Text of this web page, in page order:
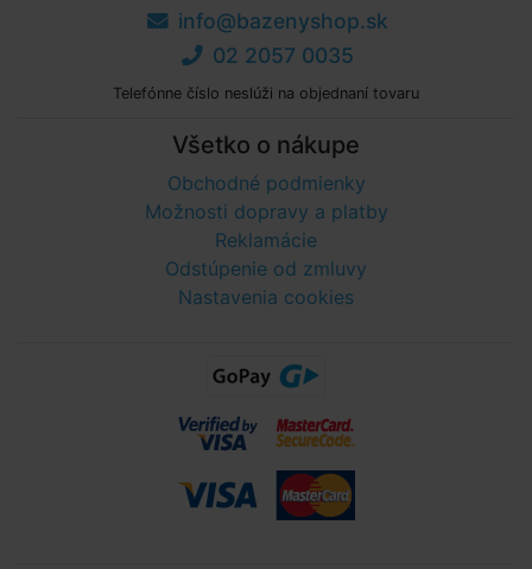
info@bazenyshop.sk
02 2057 0035
Telefónne číslo neslúži na objednaní tovaru
Všetko o nákupe
Obchodné podmienky
Možnosti dopravy a platby
Reklamácie
Odstúpenie od zmluvy
Nastavenia cookies